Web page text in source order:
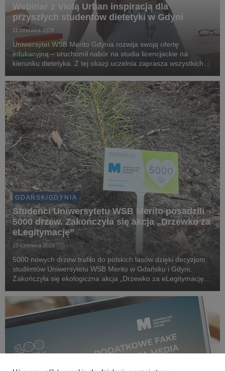
Webinar z Violą Urban inspiracją dla
przyszłych studentów dietetyki w Gdyni
11 czerwca 2026
Uniwersytet WSB Merito Gdynia rozwija swoją ofertę
edukacyjną – uruchomił nabór na studia licencjackie na
kierunku dietetyka. Z tej okazji uczelnia zaprasza wszystkich
karierą w branży dietetycznej na bezpłatny webina...
GDAŃSK/GDYNIA
Studenci Uniwersytetu WSB Merito posadzili
5000 drzew. Zakończyła się akcja „Drzewko za
eLegitymację”
10 czerwca 2026
5000 nowych drzew trafiło do polskich lasów dzięki decyzjom
studentów Uniwersytetu WSB Merito w Gdańsku i Gdyni.
Zakończyła się ekologiczna akcja „Drzewko za eLegitymację”,
wsparciem środowiska naturalnego.